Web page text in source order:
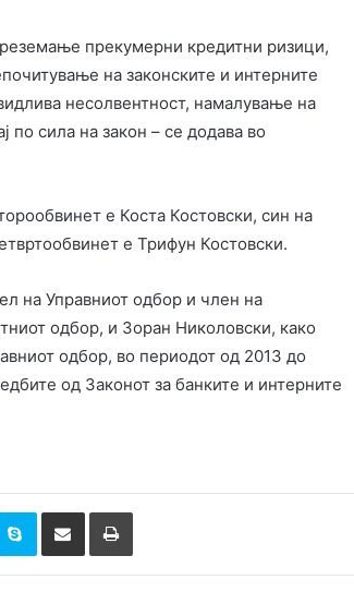
прекумерни кредитни ризици,
на законските и интерните
несолвентност, намалување на
по сила на закон – се додава во
е Коста Костовски, син на
е Трифун Костовски.
на Управниот одбор и член на
одбор, и Зоран Николовски, како
одбор, во периодот од 2013 до
од Законот за банките и интерните
Skype Сподели преку Е-маил Испринтај